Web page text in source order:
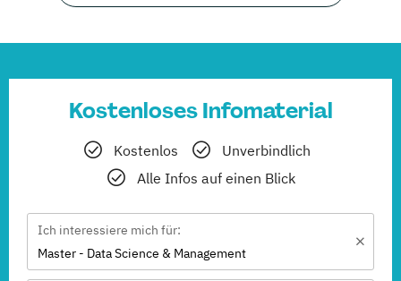
Kostenloses Infomaterial
Kostenlos
Unverbindlich
Alle Infos auf einen Blick
Ich interessiere mich für:
Master - Data Science & Management